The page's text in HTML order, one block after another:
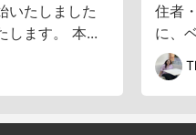
いたしました
します。 本...
住者
に、